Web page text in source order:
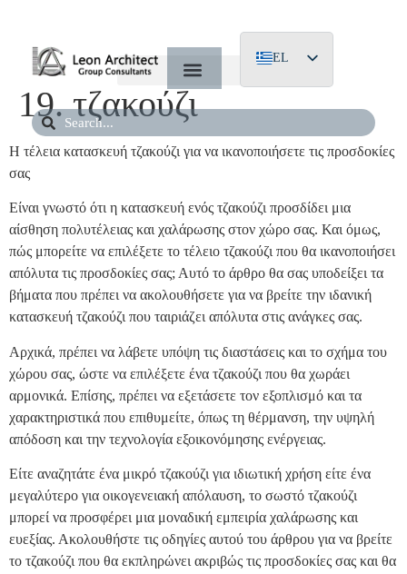
EL
EN
19. τζακούζι
Η τέλεια κατασκευή τζακούζι για να ικανοποιήσετε τις προσδοκίες
σας
Είναι γνωστό ότι η κατασκευή ενός τζακούζι προσδίδει μια
αίσθηση πολυτέλειας και χαλάρωσης στον χώρο σας. Και όμως,
πώς μπορείτε να επιλέξετε το τέλειο τζακούζι που θα ικανοποιήσει
απόλυτα τις προσδοκίες σας; Αυτό το άρθρο θα σας υποδείξει τα
βήματα που πρέπει να ακολουθήσετε για να βρείτε την ιδανική
κατασκευή τζακούζι που ταιριάζει απόλυτα στις ανάγκες σας.
Αρχικά, πρέπει να λάβετε υπόψη τις διαστάσεις και το σχήμα του
χώρου σας, ώστε να επιλέξετε ένα τζακούζι που θα χωράει
αρμονικά. Επίσης, πρέπει να εξετάσετε τον εξοπλισμό και τα
χαρακτηριστικά που επιθυμείτε, όπως τη θέρμανση, την υψηλή
απόδοση και την τεχνολογία εξοικονόμησης ενέργειας.
Είτε αναζητάτε ένα μικρό τζακούζι για ιδιωτική χρήση είτε ένα
μεγαλύτερο για οικογενειακή απόλαυση, το σωστό τζακούζι
μπορεί να προσφέρει μια μοναδική εμπειρία χαλάρωσης και
ευεξίας. Ακολουθήστε τις οδηγίες αυτού του άρθρου για να βρείτε
το τζακούζι που θα εκπληρώνει ακριβώς τις προσδοκίες σας και θα